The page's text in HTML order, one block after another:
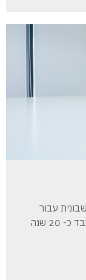
עבור
שכר עבודתו זכאי לפיצויי פיטורים? עובד עבד כ- 20 שנה